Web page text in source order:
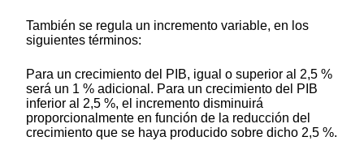
También se regula un incremento variable, en los
siguientes términos:
Para un crecimiento del PIB, igual o superior al 2,5 %
será un 1 % adicional. Para un crecimiento del PIB
inferior al 2,5 %, el incremento disminuirá
proporcionalmente en función de la reducción del
crecimiento que se haya producido sobre dicho 2,5 %.